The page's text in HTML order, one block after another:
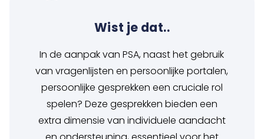
Wist je dat..
In de aanpak van PSA, naast het gebruik
van vragenlijsten en persoonlijke portalen,
persoonlijke gesprekken een cruciale rol
spelen? Deze gesprekken bieden een
extra dimensie van individuele aandacht